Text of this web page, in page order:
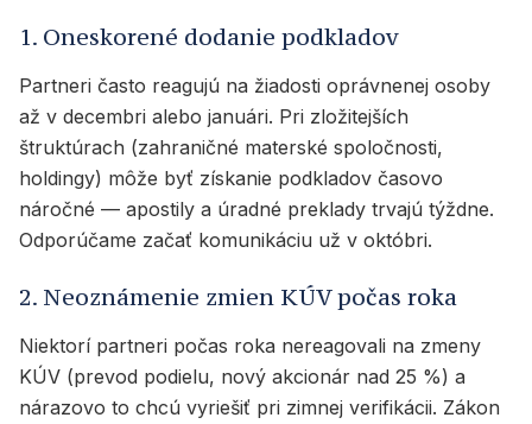
1. Oneskorené dodanie podkladov
Partneri často reagujú na žiadosti oprávnenej osoby
až v decembri alebo januári. Pri zložitejších
štruktúrach (zahraničné materské spoločnosti,
holdingy) môže byť získanie podkladov časovo
náročné — apostily a úradné preklady trvajú týždne.
Odporúčame začať komunikáciu už v októbri.
2. Neoznámenie zmien KÚV počas roka
Niektorí partneri počas roka nereagovali na zmeny
KÚV (prevod podielu, nový akcionár nad 25 %) a
nárazovo to chcú vyriešiť pri zimnej verifikácii. Zákon